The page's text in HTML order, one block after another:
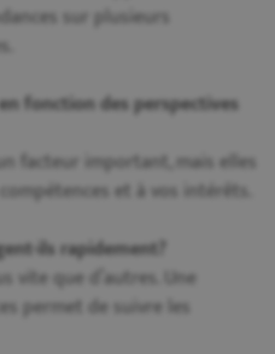
sur plusieurs
fonction des perspectives
facteur important, mais elles
et à vos intérêts.
ils rapidement?
vite que d’autres. Une
permet de suivre les